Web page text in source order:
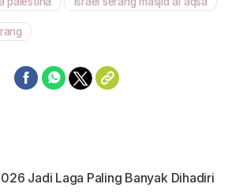
Mute
Jadi Laga Paling Banyak Dihadiri